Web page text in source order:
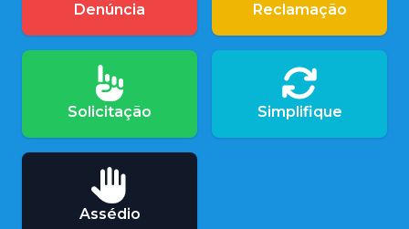
Denúncia Reclamação
Solicitação Simplifique
Assédio